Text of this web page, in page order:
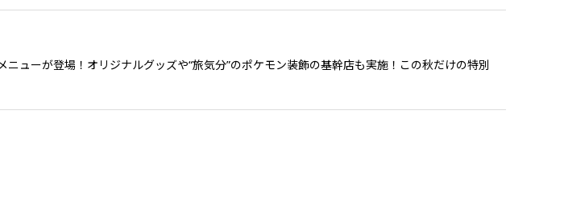
ューが登場！オリジナルグッズや“旅気分”のポケモン装飾の基幹店も実施！この秋だけの特別